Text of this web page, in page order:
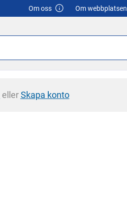
Om oss Om webbplatsen
ellerSkapa konto